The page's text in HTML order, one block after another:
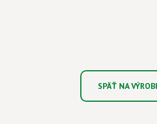
SPÄŤ NA